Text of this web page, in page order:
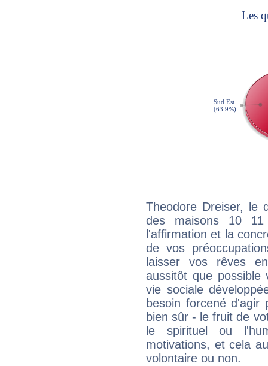
Theodore Dreiser, le
des maisons 10
l'affirmation et la
de vos
laisser vos rêves
aussitôt que
vie sociale
besoin forcené
bien sûr - le fruit de
le spirituel ou
motivations, et cela
volontaire ou non.